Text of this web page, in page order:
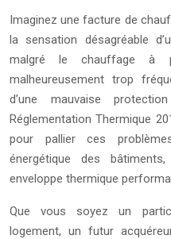
Imaginez une facture de
la sensation désagréable
malgré le chauffage à
malheureusement trop
d’une mauvaise
Réglementation Thermique
pour pallier ces
énergétique des
enveloppe thermique
Que vous soyez un
logement, un futur